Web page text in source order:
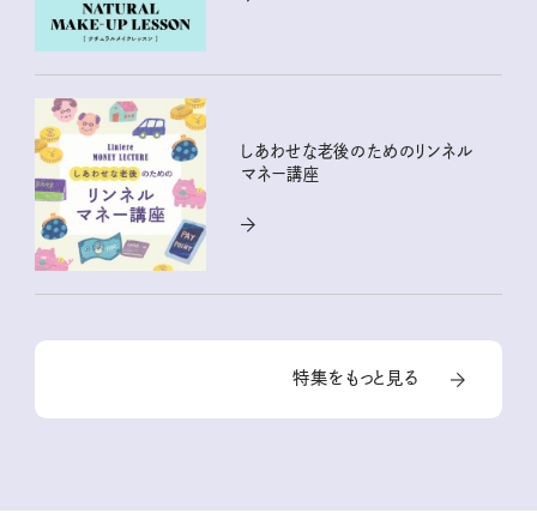
しあわせな老後のためのリンネル
マネー講座
特集をもっと見る